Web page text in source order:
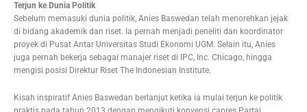
Terjun ke Dunia Politik
Sebelum memasuki dunia politik, Anies Baswedan telah menorehkan jejak
di bidang akademik dan riset. Ia pernah menjadi peneliti dan koordinator
proyek di Pusat Antar Universitas Studi Ekonomi UGM. Selain itu, Anies
juga pernah bekerja sebagai manajer riset di IPC, Inc. Chicago, hingga
mengisi posisi Direktur Riset The Indonesian Institute.
Kisah inspiratif Anies Baswedan berlanjut ketika ia mulai terjun ke politik